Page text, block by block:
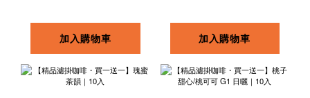
加入購物車 加入購物車